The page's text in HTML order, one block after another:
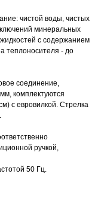
чистой воды, чистых
минеральных
с содержанием
теплоносителя - до
соединение,
комплектуются
с евровилкой. Стрелка
ручкой,
50 Гц.